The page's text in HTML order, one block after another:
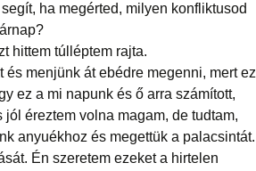
ha megérted, milyen konfliktusod
hittem túlléptem rajta.
menjünk át ebédre megenni, mert ez
ez a mi napunk és ő arra számított,
éreztem volna magam, de tudtam,
anyuékhoz és megettük a palacsintát.
Én szeretem ezeket a hirtelen